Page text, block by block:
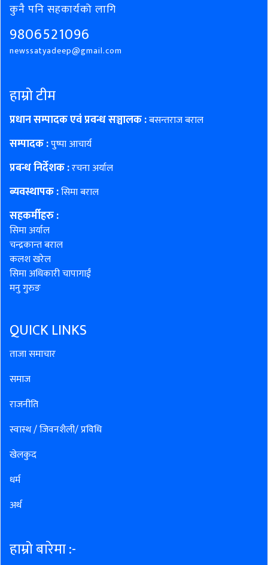
कुनै पनि सहकार्यको लागि
9806521096
newssatyadeep@gmail.com
हाम्रो टीम
प्रधान सम्पादक एवं प्रवन्ध सञ्चालक :बसन्तराज बराल
सम्पादक :पुष्पा आचार्य
प्रबन्ध निर्देशक :रचना अर्याल
ब्यवस्थापक :सिमा बराल
सहकर्मीहरु:
सिमा अर्याल
चन्द्रकान्त बराल
कलश खरेल
सिमा अधिकारी चापागाईं
मनु गुरुङ
QUICK LINKS
ताजा समाचार
समाज
राजनीति
स्वास्थ / जिवनशैली/ प्रविधि
खेलकुद
धर्म
अर्थ
हाम्रो बारेमा :-